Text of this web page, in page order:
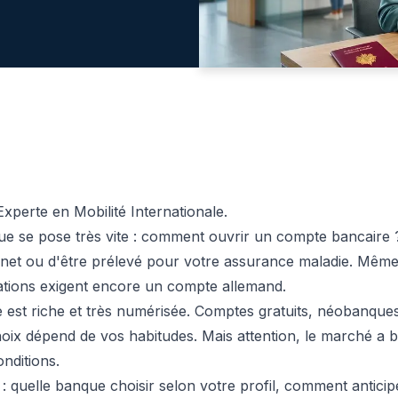
en Mobilité Internationale.
se pose très vite : comment ouvrir un compte
ou d'être prélevé pour votre assurance maladie.
exigent encore un compte allemand.
riche et très numérisée. Comptes gratuits,
dépend de vos habitudes. Mais attention, le marché
quelle banque choisir selon votre profil, comment